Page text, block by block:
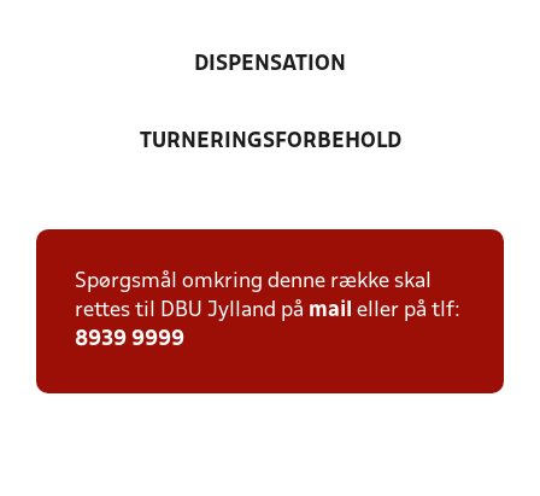
DISPENSATION
TURNERINGSFORBEHOLD
Spørgsmål omkring denne række skal
rettes til DBU Jylland på mail eller på tlf:
8939 9999